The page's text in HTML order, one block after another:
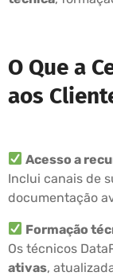
O Que a
aos
Acesso a
Inclui canais de
documentação
Formação
Os técnicos
ativas,